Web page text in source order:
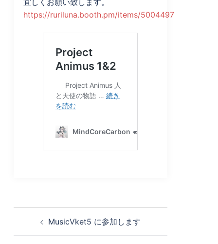
宜しくお願い致します。
https://ruriluna.booth.pm/items/5004497
MusicVket5 に参加します